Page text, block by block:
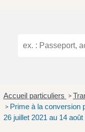
Accueil particuliers >
> Prime à la conversion
26 juillet 2021 au 14 août